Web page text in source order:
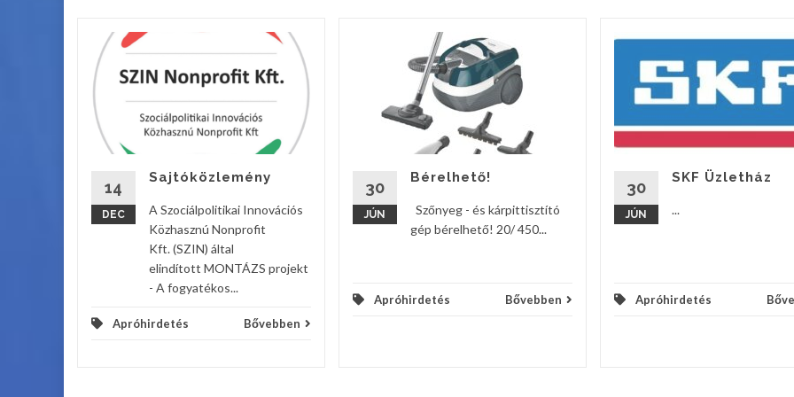
14
DEC
Sajtóközlemény
A Szociálpolitikai Innovációs
Közhasznú Nonprofit
Kft. (SZIN) által
elindított MONTÁZS projekt
- A fogyatékos...
Apróhirdetés Bővebben
30
JÚN
Bérelhető!
Szőnyeg - és kárpittisztító
gép bérelhető! 20/ 450...
Apróhirdetés Bővebben
30
JÚN
SKF Üzletház
...
Apróhirdetés